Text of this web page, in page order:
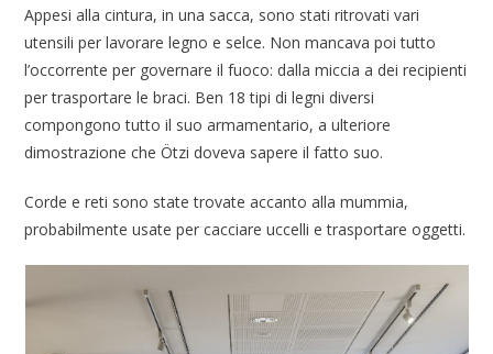
Appesi alla cintura, in una sacca, sono stati ritrovati vari
utensili per lavorare legno e selce. Non mancava poi tutto
l’occorrente per governare il fuoco: dalla miccia a dei recipienti
per trasportare le braci. Ben 18 tipi di legni diversi
compongono tutto il suo armamentario, a ulteriore
dimostrazione che Ötzi doveva sapere il fatto suo.
Corde e reti sono state trovate accanto alla mummia,
probabilmente usate per cacciare uccelli e trasportare oggetti.